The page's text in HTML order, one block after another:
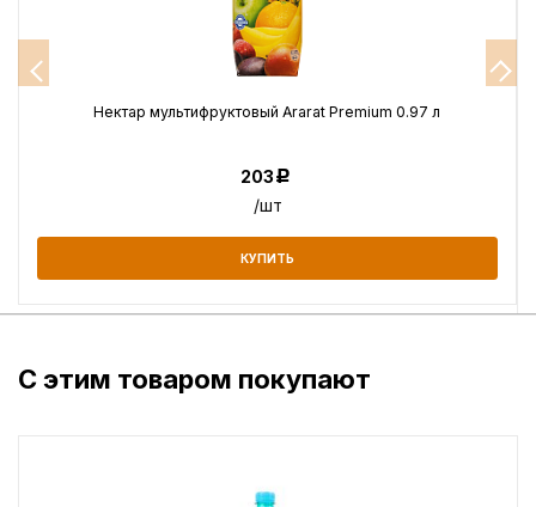
Нектар мультифруктовый Ararat Premium 0.97 л
203Р
/шт
КУПИТЬ
С этим товаром покупают